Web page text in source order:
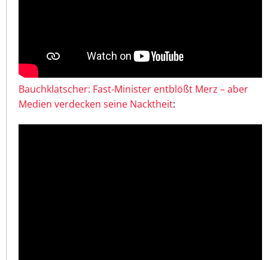
Bauchklatscher: Fast-Minister entblößt Merz – aber
Medien verdecken seine Nacktheit: